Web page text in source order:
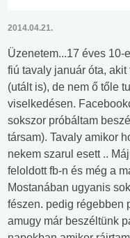
2014.04.21.
Üzenetem...17 éves 10-
fiú tavaly január óta,
(utált is), de nem ő tőle
viselkedésen.
sokszor próbáltam
társam). Tavaly amikor
nekem szarul esett ..
feloldott fb-n és még a
Mostanában ugyanis
fészen. pedig régebben
amugy már beszéltünk